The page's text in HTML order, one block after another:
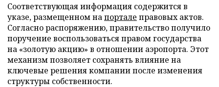
Соответствующая информация содержится в
указе, размещенном напортале правовых актов.
Согласно распоряжению, правительство получило
поручение воспользоваться правом государства
на «золотую акцию» в отношении аэропорта. Этот
механизм позволяет сохранять влияние на
ключевые решения компании после изменения
структуры собственности.